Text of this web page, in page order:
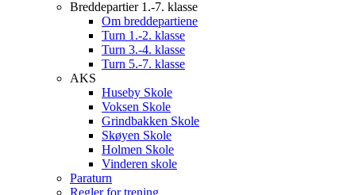
Breddepartier 1.-7. klasse
Om breddepartiene
Turn 1.-2. klasse
Turn 3.-4. klasse
Turn 5.-7. klasse
AKS
Huseby Skole
Voksen Skole
Grindbakken Skole
Skøyen Skole
Holmen Skole
Vinderen skole
Paraturn
Regler for trening